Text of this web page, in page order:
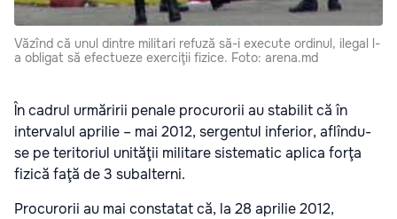
Văzînd că unul dintre militari refuză să-i execute ordinul, ilegal l-
a obligat să efectueze exerciţii fizice. Foto: arena.md
În cadrul urmăririi penale procurorii au stabilit că în
intervalul aprilie – mai 2012, sergentul inferior, aflîndu-
se pe teritoriul unităţii militare sistematic aplica forţa
fizică faţă de 3 subalterni.
Procurorii au mai constatat că, la 28 aprilie 2012,